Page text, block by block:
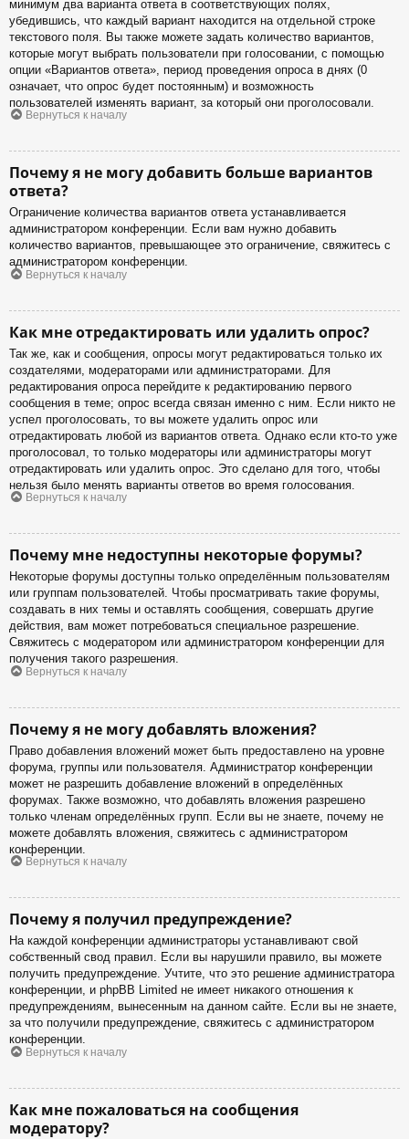
минимум два варианта ответа в соответствующих полях,
убедившись, что каждый вариант находится на отдельной строке
текстового поля. Вы также можете задать количество вариантов,
которые могут выбрать пользователи при голосовании, с помощью
опции «Вариантов ответа», период проведения опроса в днях (0
означает, что опрос будет постоянным) и возможность
пользователей изменять вариант, за который они проголосовали.
Вернуться к началу
Почему я не могу добавить больше вариантов
ответа?
Ограничение количества вариантов ответа устанавливается
администратором конференции. Если вам нужно добавить
количество вариантов, превышающее это ограничение, свяжитесь с
администратором конференции.
Вернуться к началу
Как мне отредактировать или удалить опрос?
Так же, как и сообщения, опросы могут редактироваться только их
создателями, модераторами или администраторами. Для
редактирования опроса перейдите к редактированию первого
сообщения в теме; опрос всегда связан именно с ним. Если никто не
успел проголосовать, то вы можете удалить опрос или
отредактировать любой из вариантов ответа. Однако если кто-то уже
проголосовал, то только модераторы или администраторы могут
отредактировать или удалить опрос. Это сделано для того, чтобы
нельзя было менять варианты ответов во время голосования.
Вернуться к началу
Почему мне недоступны некоторые форумы?
Некоторые форумы доступны только определённым пользователям
или группам пользователей. Чтобы просматривать такие форумы,
создавать в них темы и оставлять сообщения, совершать другие
действия, вам может потребоваться специальное разрешение.
Свяжитесь с модератором или администратором конференции для
получения такого разрешения.
Вернуться к началу
Почему я не могу добавлять вложения?
Право добавления вложений может быть предоставлено на уровне
форума, группы или пользователя. Администратор конференции
может не разрешить добавление вложений в определённых
форумах. Также возможно, что добавлять вложения разрешено
только членам определённых групп. Если вы не знаете, почему не
можете добавлять вложения, свяжитесь с администратором
конференции.
Вернуться к началу
Почему я получил предупреждение?
На каждой конференции администраторы устанавливают свой
собственный свод правил. Если вы нарушили правило, вы можете
получить предупреждение. Учтите, что это решение администратора
конференции, и phpBB Limited не имеет никакого отношения к
предупреждениям, вынесенным на данном сайте. Если вы не знаете,
за что получили предупреждение, свяжитесь с администратором
конференции.
Вернуться к началу
Как мне пожаловаться на сообщения
модератору?